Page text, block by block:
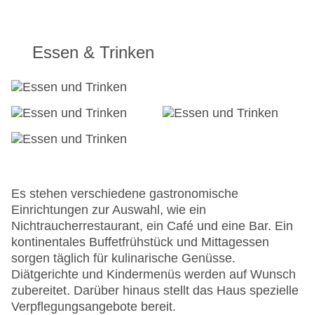
sind Faxgerät und Projektor vorhanden.
Parkplatz
Check-in von: 15:00:00
Konferenzraum
Hoteleröffnung: 1997
Hotelsafe
WLAN/WiFi im Hotel
Lift
Minimarkt
Anzahl der Konferenzräume: 1
Anzahl der Aufzüge: 4
Haustiere: gegen Gebühr
Essen & Trinken
Es stehen verschiedene gastronomische
Einrichtungen zur Auswahl, wie ein
Nichtraucherrestaurant, ein Café und eine Bar. Ein
kontinentales Buffetfrühstück und Mittagessen
sorgen täglich für kulinarische Genüsse.
Diätgerichte und Kindermenüs werden auf Wunsch
zubereitet. Darüber hinaus stellt das Haus spezielle
Verpflegungsangebote bereit.